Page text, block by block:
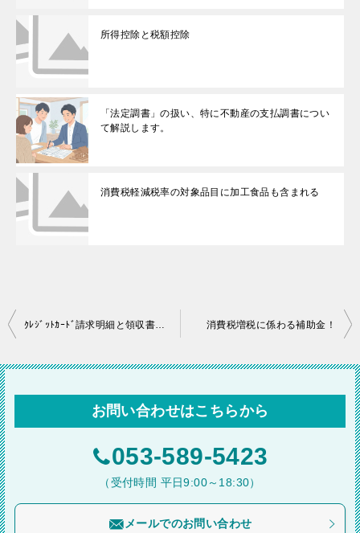
所得控除と税額控除
「法定調書」の扱い、特に不動産の支払調書につい
て解説します。
消費税軽減税率の対象品目に加工食品も含まれる
投
ナ
ビ
ゲ
ョ
ｸﾚｼﾞｯﾄｶｰﾄﾞ請求明細と領収書の関係は？ 消費税増税に係わる補助金！
お問い合わせはこちらから
053-589-5423
（受付時間 平日9:00～18:30）
メールでのお問い合わせ